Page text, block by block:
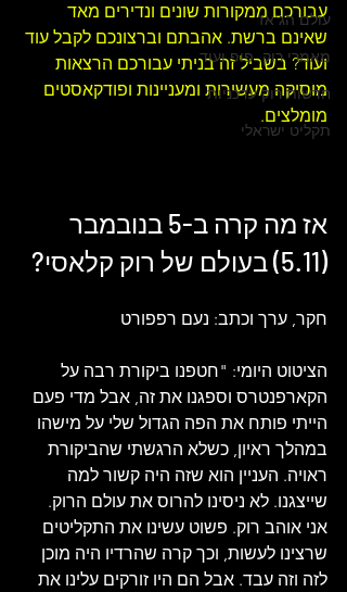
עולם הג'אז
מאמרי רוק, פופ ועוד
חדשות רוק עדכניות
תקליט ישראלי
עבורכם ממקורות שונים ונדירים מאד
שאינם ברשת. אהבתם וברצונכם לקבל עוד
ועוד? בשביל זה בניתי עבורכם הרצאות
מוסיקה מעשירות ומעניינות ופודקאסטים
מומלצים.
אז מה קרה ב-5 בנובמבר
(5.11) בעולם של
רוק קלאסי?
חקר, ערך וכתב: נעם רפפורט
הציטוט היומי: "חטפנו ביקורת רבה על
הקארפנטרס וספגנו את זה, אבל מדי פעם
הייתי פותח את הפה הגדול שלי על מישהו
במהלך ראיון, כשלא הרגשתי שהביקורת
ראויה. העניין הוא שזה היה קשור למה
שייצגנו. לא ניסינו להרוס את עולם הרוק.
אני אוהב רוק. פשוט עשינו את התקליטים
שרצינו לעשות, וכך קרה שהרדיו היה מוכן
לזה וזה עבד. אבל הם היו זורקים עלינו את